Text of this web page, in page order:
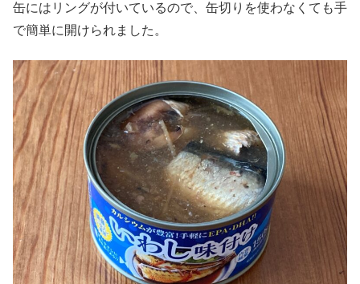
缶にはリングが付いているので、缶切りを使わなくても手
で簡単に開けられました。